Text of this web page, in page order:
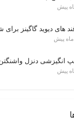
های دیوید گاگینز برای
انگیزشی دنزل واشنگتن